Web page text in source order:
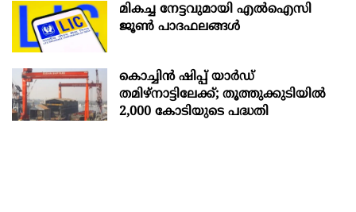
മികച്ച നേട്ടവുമായി എൽഐസി
ജൂൺ പാദഫലങ്ങൾ
കൊച്ചിന്‍ ഷിപ്പ് യാർഡ്
തമിഴ്നാട്ടിലേക്ക്; തൂത്തുക്കുടിയിൽ
2,000 കോടിയുടെ പദ്ധതി